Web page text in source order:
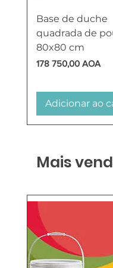
Base de duche
quadrada de
80x80 cm
Preço
178 750,00 AOA
Adicionar ao
Mais